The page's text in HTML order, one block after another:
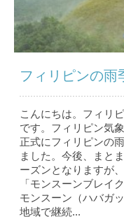
フィリピンの雨
こんにちは。フィリ
です。フィリピン気
正式にフィリピンの
ました。今後、まと
ーズンとなりますが
「モンスーンブレイ
モンスーン（ハバガ
地域で継続...